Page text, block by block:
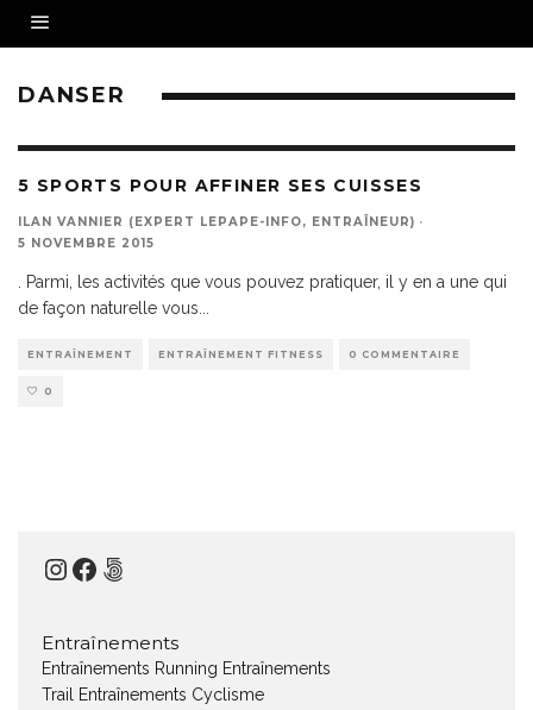
DANSER
5 SPORTS POUR AFFINER SES CUISSES
ILAN VANNIER (EXPERT LEPAPE-INFO, ENTRAÎNEUR) ·
5 NOVEMBRE 2015
. Parmi, les activités que vous pouvez pratiquer, il y en a une qui
de façon naturelle vous
ENTRAÎNEMENT ENTRAÎNEMENT FITNESS 0 COMMENTAIRE
0
Instagram
Facebook
500px
Entraînements
Entraînements Running Entraînements
Trail
Entraînements Cyclisme